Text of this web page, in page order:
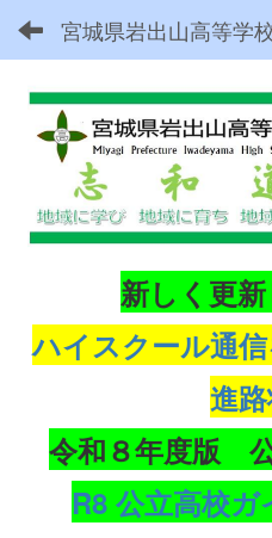
宮城県岩出山高等学
新しく更
ハイスクール通信
進
令和８年度版
R8 公立高校